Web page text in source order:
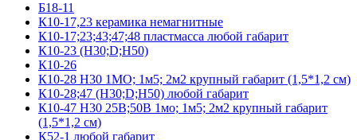
Б18-11
К10-17,23 керамика немагнитные
К10-17;23;43;47;48 пластмасса любой габарит
К10-23 (Н30;D;Н50)
К10-26
К10-28 Н30 1МО; 1м5; 2м2 крупный габарит (1,5*1,2 см)
К10-28;47 (Н30;D;Н50) любой габарит
К10-47 Н30 25В;50В 1мо; 1м5; 2м2 крупный габарит
(1,5*1,2 см)
К52-1 любой габарит